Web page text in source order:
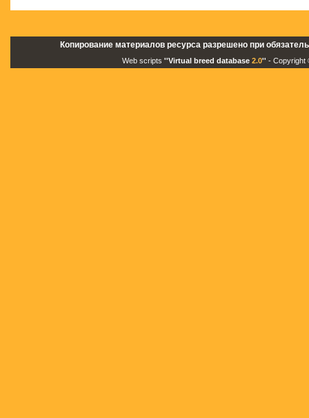
Копирование материалов ресурса разрешено при
Web scripts ''Virtual breed database 2.0'' - Copyright